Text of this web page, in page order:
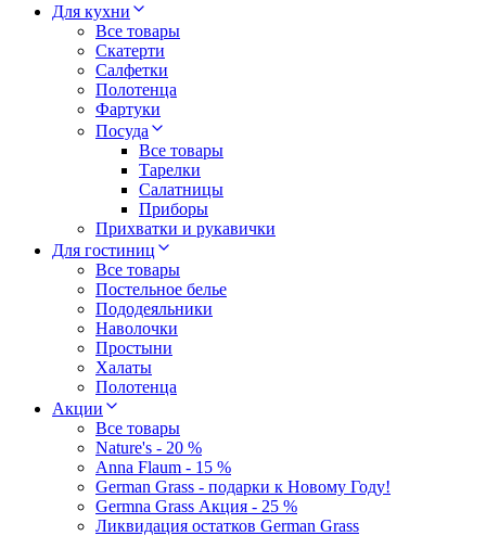
Для кухни
Все товары
Скатерти
Салфетки
Полотенца
Фартуки
Посуда
Все товары
Тарелки
Салатницы
Приборы
Прихватки и рукавички
Для гостиниц
Все товары
Постельное белье
Пододеяльники
Наволочки
Простыни
Халаты
Полотенца
Акции
Все товары
Nature's - 20 %
Anna Flaum - 15 %
German Grass - подарки к Новому Году!
Germna Grass Акция - 25 %
Ликвидация остатков German Grass